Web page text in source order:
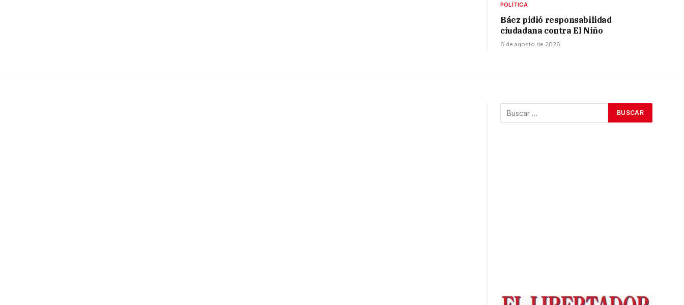
POLÍTICA
Báez pidió responsabilidad
ciudadana contra El Niño
6 de agosto de 2026